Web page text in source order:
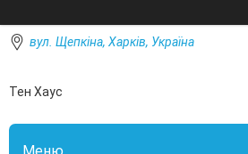
вул. Щепкіна, Харків, Україна
Тен Хаус